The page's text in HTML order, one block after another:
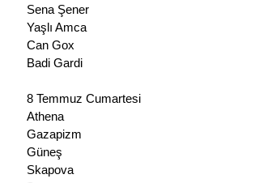
Sena Şener
Yaşlı Amca
Can Gox
Badi Gardi
8 Temmuz Cumartesi
Athena
Gazapizm
Güneş
Skapova